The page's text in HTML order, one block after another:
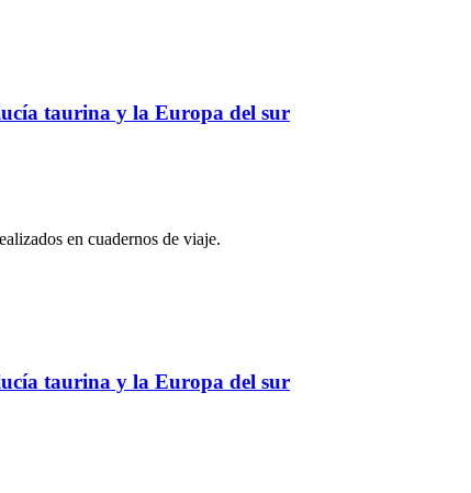
taurina y la Europa del sur
en cuadernos de viaje.
taurina y la Europa del sur